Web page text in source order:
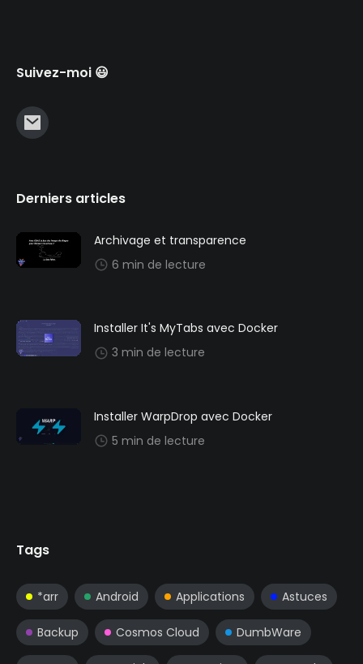
Suivez-moi 😃
Derniers articles
Archivage et transparence
6 min de lecture
Installer It's MyTabs avec Docker
3 min de lecture
Installer WarpDrop avec Docker
5 min de lecture
Tags
*arr Android Applications Astuces
Backup Cosmos Cloud DumbWare